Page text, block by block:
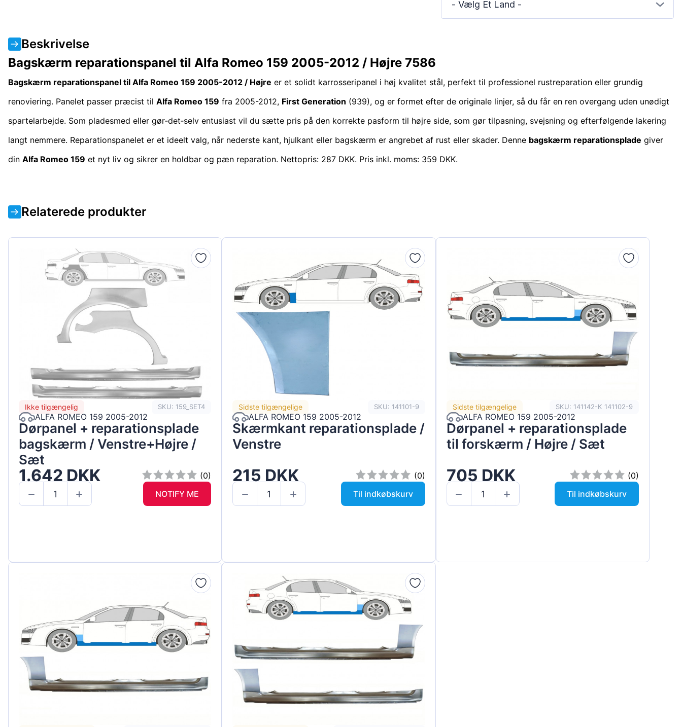
- Vælg Et Land -
Beskrivelse
Bagskærm reparationspanel til Alfa Romeo 159 2005-2012 / Højre 7586
Bagskærm reparationspanel til Alfa Romeo 159 2005-2012 / Højre er et solidt karrosseripanel i høj kvalitet stål, perfekt til professionel rustreparation eller grundig
renoviering. Panelet passer præcist til Alfa Romeo 159 fra 2005-2012, First Generation (939), og er formet efter de originale linjer, så du får en ren overgang uden unødigt
spartelarbejde. Som pladesmed eller gør‑det‑selv entusiast vil du sætte pris på den korrekte pasform til højre side, som gør tilpasning, svejsning og efterfølgende lakering
langt nemmere. Reparationspanelet er et ideelt valg, når nederste kant, hjulkant eller bagskærm er angrebet af rust eller skader. Denne bagskærm reparationsplade giver
din Alfa Romeo 159 et nyt liv og sikrer en holdbar og pæn reparation. Nettopris: 287 DKK. Pris inkl. moms: 359 DKK.
Relaterede produkter
Ikke tilgængelig SKU: 159_SET4
ALFA ROMEO 159 2005-2012
Dørpanel + reparationsplade
bagskærm / Venstre+Højre /
Sæt
1.642 DKK
(0)
NOTIFY ME
Sidste tilgængelige SKU: 141101-9
ALFA ROMEO 159 2005-2012
Skærmkant reparationsplade /
Venstre
215 DKK
(0)
Til indkøbskurv
Sidste tilgængelige SKU: 141142-K 141102-9
ALFA ROMEO 159 2005-2012
Dørpanel + reparationsplade
til forskærm / Højre / Sæt
705 DKK
(0)
Til indkøbskurv